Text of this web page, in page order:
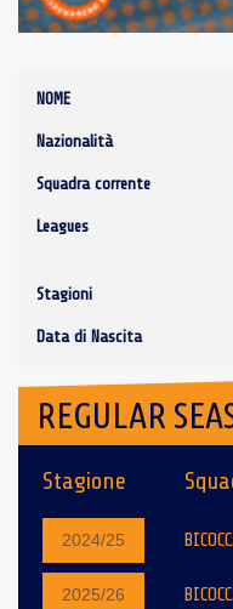
NOME
Nazionalità
Squadra corrente
Leagues
Stagioni
Data di Nascita
REGULAR
Stagione
2024/25
2025/26